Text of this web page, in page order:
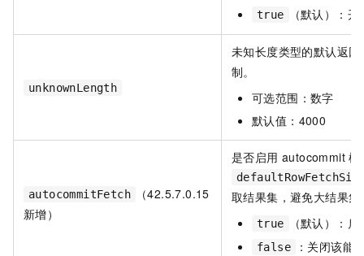
true （默认）：开
unknownLength
未知长度类型的默认返
制。
可选范围：数字
默认值：4000
autocommitFetch
（42.5.7.0.15
新增）
是否启用 autocommit 模
取结果集，避免大结果
true （默认）：
false ：关闭该能